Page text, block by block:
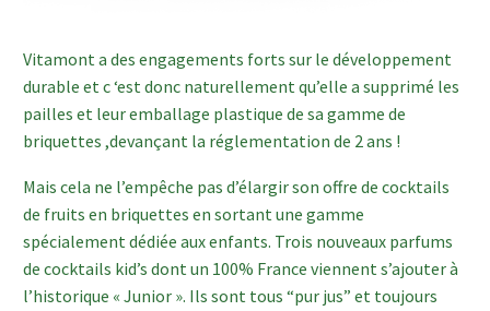
Vitamont a des engagements forts sur le développement
durable et c ‘est donc naturellement qu’elle a supprimé les
pailles et leur emballage plastique de sa gamme de
briquettes ,devançant la réglementation de 2 ans !
Mais cela ne l’empêche pas d’élargir son offre de cocktails
de fruits en briquettes en sortant une gamme
spécialement dédiée aux enfants. Trois nouveaux parfums
de cocktails kid’s dont un 100% France viennent s’ajouter à
l’historique « Junior ». Ils sont tous “pur jus” et toujours